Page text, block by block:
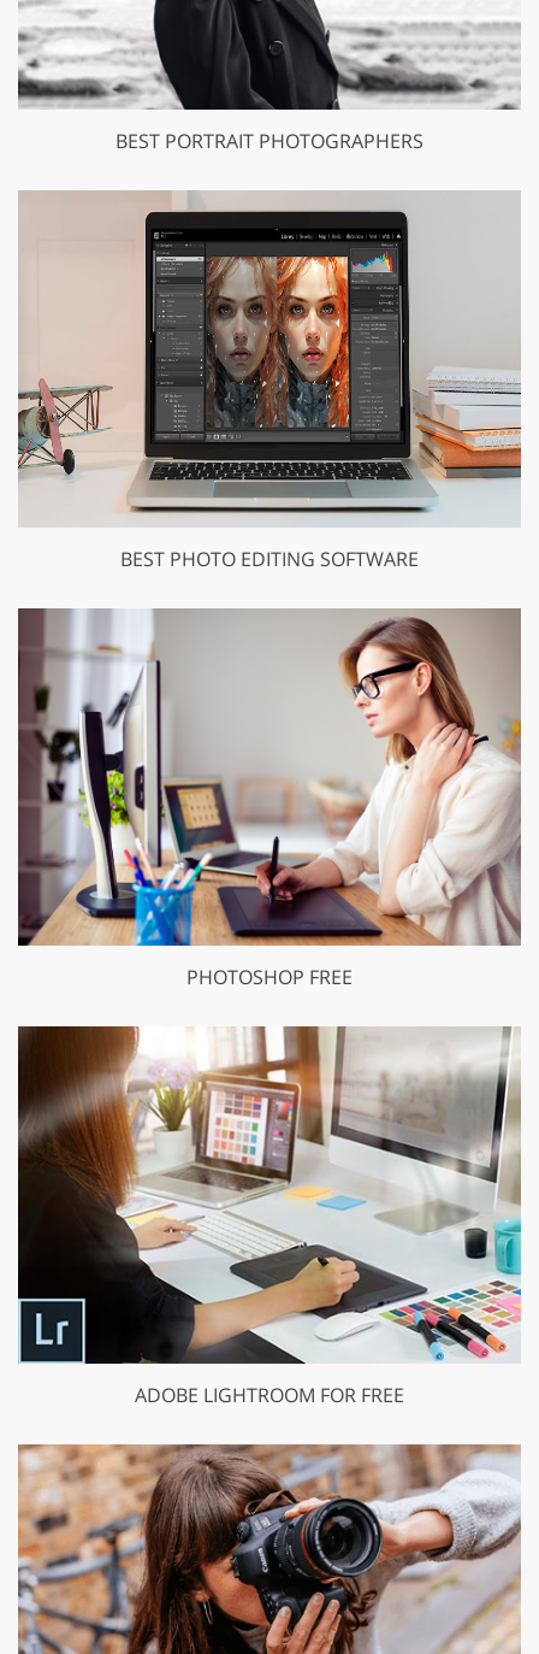
BEST PORTRAIT PHOTOGRAPHERS
BEST PHOTO EDITING SOFTWARE
PHOTOSHOP FREE
ADOBE LIGHTROOM FOR FREE